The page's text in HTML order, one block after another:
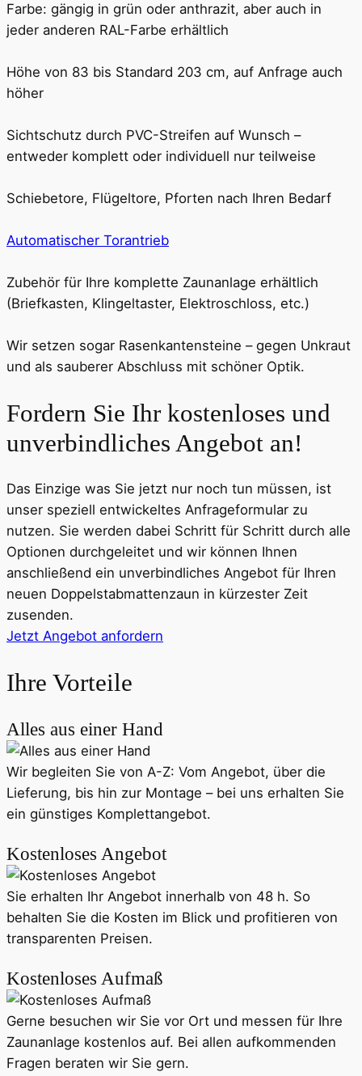
Farbe: gängig in grün oder anthrazit, aber auch in
jeder anderen RAL-Farbe erhältlich
Höhe von 83 bis Standard 203 cm, auf Anfrage auch
höher
Sichtschutz durch PVC-Streifen auf Wunsch –
entweder komplett oder individuell nur teilweise
Schiebetore, Flügeltore, Pforten nach Ihren Bedarf
Automatischer Torantrieb
Zubehör für Ihre komplette Zaunanlage erhältlich
(Briefkasten, Klingeltaster, Elektroschloss, etc.)
Wir setzen sogar Rasenkantensteine – gegen Unkraut
und als sauberer Abschluss mit schöner Optik.
Fordern Sie Ihr kostenloses und
unverbindliches Angebot an!
Das Einzige was Sie jetzt nur noch tun müssen, ist
unser speziell entwickeltes Anfrageformular zu
nutzen. Sie werden dabei Schritt für Schritt durch alle
Optionen durchgeleitet und wir können Ihnen
anschließend ein unverbindliches Angebot für Ihren
neuen Doppelstab­mattenzaun in kürzester Zeit
zusenden.
Jetzt Angebot anfordern
Ihre Vorteile
Alles aus einer Hand
Wir begleiten Sie von A-Z: Vom Angebot, über die
Lieferung, bis hin zur Montage – bei uns erhalten Sie
ein günstiges Komplettangebot.
Kostenloses Angebot
Sie erhalten Ihr Angebot innerhalb von 48 h. So
behalten Sie die Kosten im Blick und profitieren von
transparenten Preisen.
Kostenloses Aufmaß
Gerne besuchen wir Sie vor Ort und messen für Ihre
Zaunanlage kostenlos auf. Bei allen aufkommenden
Fragen beraten wir Sie gern.